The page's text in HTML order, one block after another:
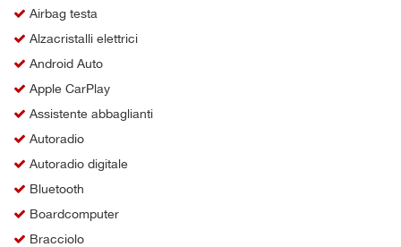
Airbag testa
Alzacristalli elettrici
Android Auto
Apple CarPlay
Assistente abbaglianti
Autoradio
Autoradio digitale
Bluetooth
Boardcomputer
Bracciolo